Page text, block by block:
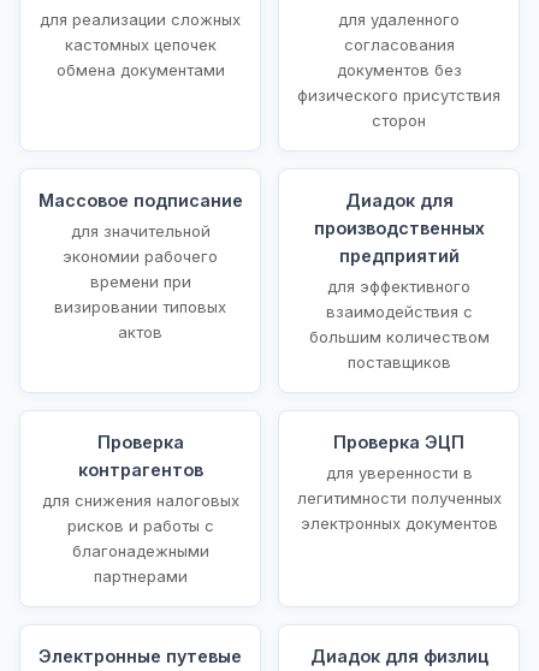
для реализации сложных
кастомных цепочек
обмена документами
для удаленного
согласования
документов без
физического присутствия
сторон
Массовое подписание
для значительной
экономии рабочего
времени при
визировании типовых
актов
Диадок для
производственных
предприятий
для эффективного
взаимодействия с
большим количеством
поставщиков
Проверка
контрагентов
для снижения налоговых
рисков и работы с
благонадежными
партнерами
Проверка ЭЦП
для уверенности в
легитимности полученных
электронных документов
Электронные путевые
Диадок для физлиц